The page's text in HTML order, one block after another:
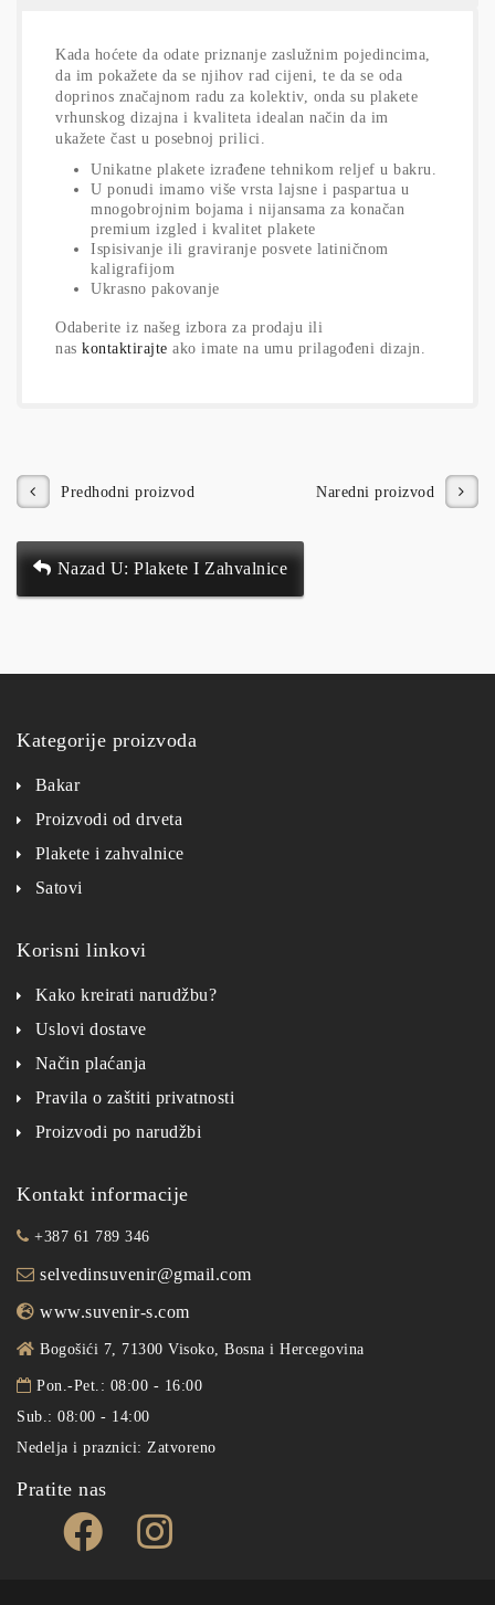
Kada hoćete da odate priznanje zaslužnim pojedincima,
da im pokažete da se njihov rad cijeni, te da se oda
doprinos značajnom radu za kolektiv, onda su plakete
vrhunskog dizajna i kvaliteta idealan način da im
ukažete čast u posebnoj prilici.
Unikatne plakete izrađene tehnikom reljef u bakru.
U ponudi imamo više vrsta lajsne i paspartua u
mnogobrojnim bojama i nijansama za konačan
premium izgled i kvalitet plakete
Ispisivanje ili graviranje posvete latiničnom
kaligrafijom
Ukrasno pakovanje
Odaberite iz našeg izbora za prodaju ili
nas kontaktirajte ako imate na umu prilagođeni dizajn.
Naredni proizvod
Predhodni proizvod
Nazad U: Plakete I Zahvalnice
Kategorije proizvoda
Bakar
Proizvodi od drveta
Plakete i zahvalnice
Satovi
Korisni linkovi
Kako kreirati narudžbu?
Uslovi dostave
Način plaćanja
Pravila o zaštiti privatnosti
Proizvodi po narudžbi
Kontakt informacije
+387 61 789 346
selvedinsuvenir@gmail.com
www.suvenir-s.com
Bogošići 7, 71300 Visoko, Bosna i Hercegovina
Pon.-Pet.: 08:00 - 16:00
Sub.: 08:00 - 14:00
Nedelja i praznici: Zatvoreno
Pratite nas